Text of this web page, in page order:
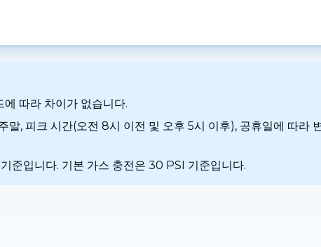
따라 차이가 없습니다.
말, 피크 시간(오전 8시 이전 및 오후 5시 이후), 공휴일에 따라
준입니다. 기본 가스 충전은 30 PSI 기준입니다.